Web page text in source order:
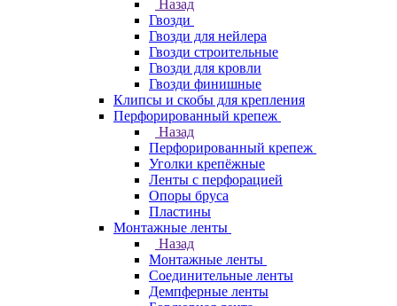
Назад
Гвозди
Гвозди для нейлера
Гвозди строительные
Гвозди для кровли
Гвозди финишные
Клипсы и скобы для крепления
Перфорированный крепеж
Назад
Перфорированный крепеж
Уголки крепёжные
Ленты с перфорацией
Опоры бруса
Пластины
Монтажные ленты
Назад
Монтажные ленты
Соединительные ленты
Демпферные ленты